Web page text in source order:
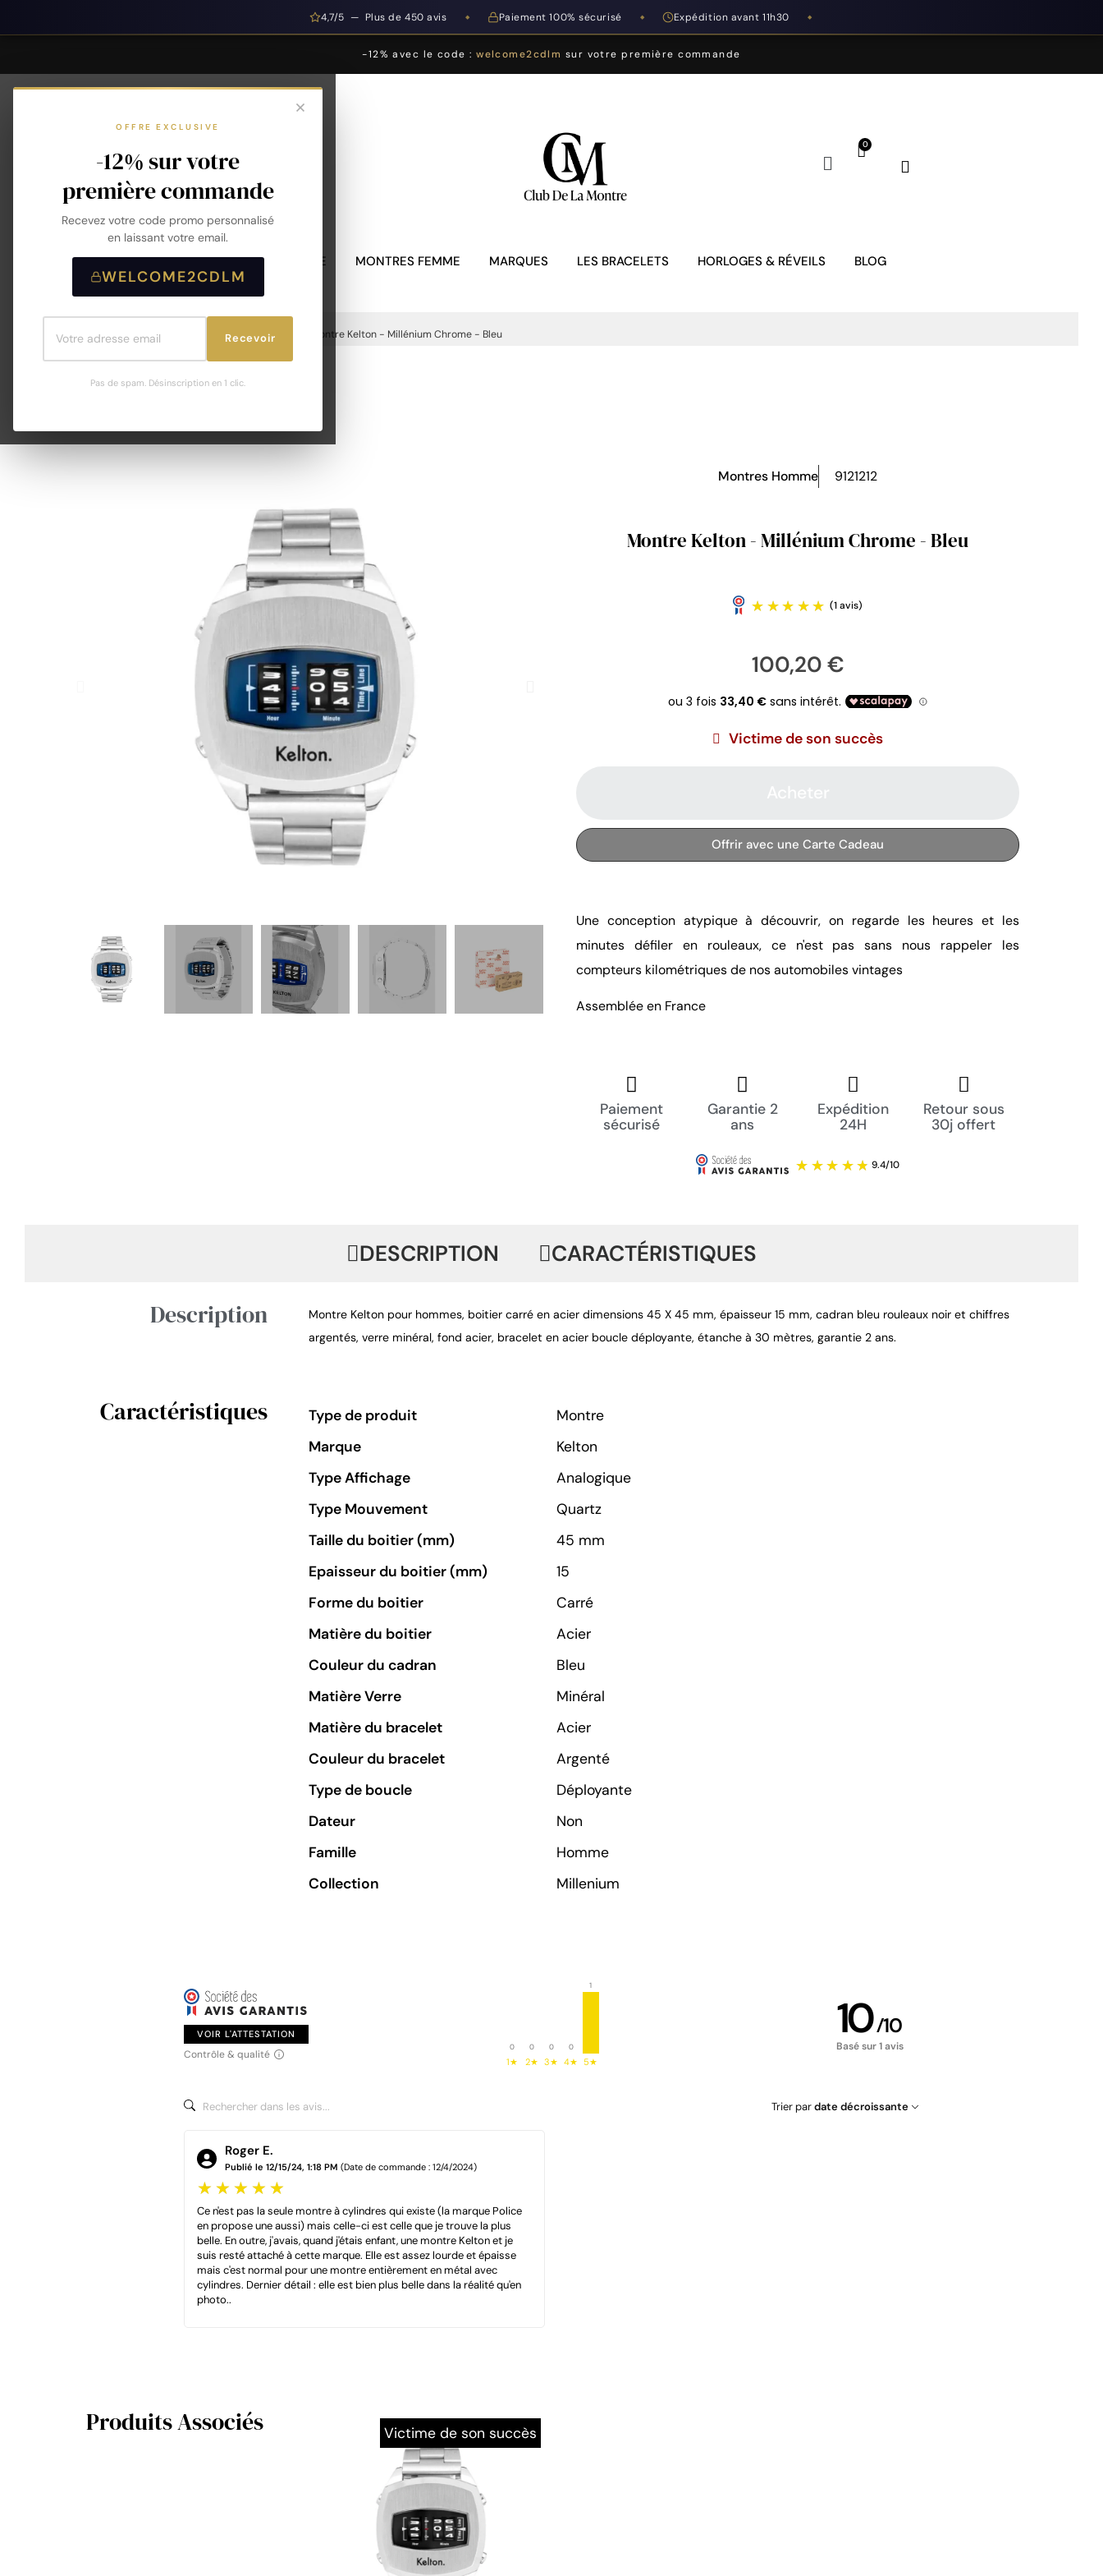
4,7/5 — Plus de 450 avis ◆ Paiement 100% sécurisé ◆ Expédition avant 11h30 ◆
-12% avec le code :welcome2cdlm sur votre première commande
OFFRE EXCLUSIVE
-12% sur votre
première commande
Recevez votre code promo personnalisé
en laissant votre email.
WELCOME2CDLM
Recevoir
Pas de spam. Désinscription en 1 clic.
MONTRES HOMME MONTRES FEMME MARQUES LES BRACELETS HORLOGES & RÉVEILS BLOG
Accueil Montres Montres Homme Montre Kelton - Millénium Chrome - Bleu
Montres Homme 9121212
Montre Kelton - Millénium Chrome - Bleu
100,20 €
Victime de son succès
Offrir avec une Carte Cadeau
Une conception atypique à découvrir, on regarde les heures et les
minutes défiler en rouleaux, ce n'est pas sans nous rappeler les
compteurs kilométriques de nos automobiles vintages
Assemblée en France
Paiement
sécurisé
Garantie 2
ans
Expédition
24H
Retour sous
30j offert
DESCRIPTION CARACTÉRISTIQUES
Description
Montre Kelton pour hommes, boitier carré en acier dimensions 45 X 45 mm, épaisseur 15 mm, cadran bleu rouleaux noir et chiffres
argentés, verre minéral, fond acier, bracelet en acier boucle déployante, étanche à 30 mètres, garantie 2 ans.
Caractéristiques Type de produit
Montre
Marque
Kelton
Type Affichage
Analogique
Type Mouvement
Quartz
Taille du boitier (mm)
45 mm
Epaisseur du boitier (mm)
15
Forme du boitier
Carré
Matière du boitier
Acier
Couleur du cadran
Bleu
Matière Verre
Minéral
Matière du bracelet
Acier
Couleur du bracelet
Argenté
Type de boucle
Déployante
Dateur
Non
Famille
Homme
Collection
Millenium
VOIR L'ATTESTATION
Contrôle & qualité
0
1★
0
2★
0
3★
0
4★
1
5★
10/10
Basé sur 1 avis
Trier pardate décroissante
Roger E.
Publié le 12/15/24, 1:18 PM (Date de commande : 12/4/2024)
Ce n'est pas la seule montre à cylindres qui existe (la marque Police
en propose une aussi) mais celle-ci est celle que je trouve la plus
belle. En outre, j'avais, quand j'étais enfant, une montre Kelton et je
suis resté attaché à cette marque. Elle est assez lourde et épaisse
mais c'est normal pour une montre entièrement en métal avec
cylindres. Dernier détail : elle est bien plus belle dans la réalité qu'en
photo..
Produits Associés Victime de son succès